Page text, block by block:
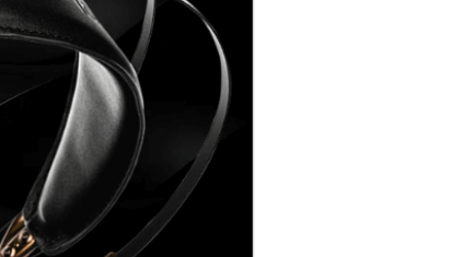
obtém-se uma reprodução precisa,
transparente e com excelente dispersão.
Isto significa que o som permanece
equilibrado em toda a sala,
independentemente da posição de
ESPECIFICAÇÕES TÉCNICAS:
Model: Ci5120QLM-THX
Design: In-wall, 3-way